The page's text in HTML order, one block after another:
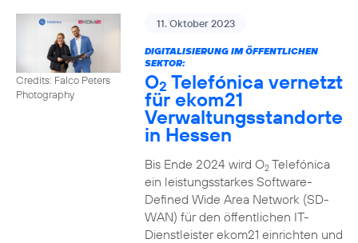
Credits: Falco Peters
Photography
11. Oktober 2023
DIGITALISIERUNG IM ÖFFENTLICHEN
SEKTOR:
O2 Telefónica vernetzt
für ekom21
Verwaltungsstandorte
in Hessen
Bis Ende 2024 wird O2Telefónica
ein leistungsstarkes Software-
Defined Wide Area Network (SD-
WAN) für den öffentlichen IT-
Dienstleister ekom21 einrichten und